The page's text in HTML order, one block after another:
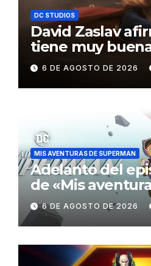
DC STUDIOS
David Zaslav
tiene muy
el fracaso de
6 DE AGOSTO DE 2026
MIS AVENTURAS DE SUPERMAN
Adelanto del
de «Mis
Superman»
6 DE AGOSTO DE 2026